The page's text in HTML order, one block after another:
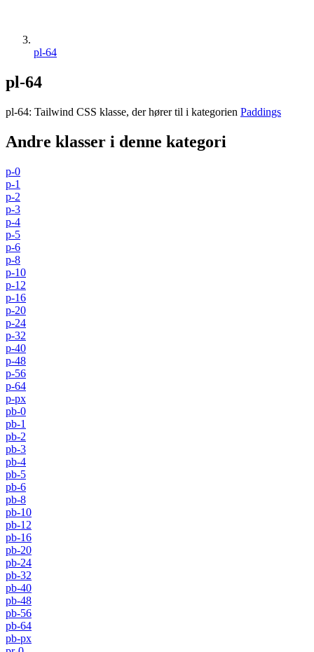
pl-64
pl-64
pl-64: Tailwind CSS klasse, der hører til i kategorien Paddings
Andre klasser i denne kategori
p-0
p-1
p-2
p-3
p-4
p-5
p-6
p-8
p-10
p-12
p-16
p-20
p-24
p-32
p-40
p-48
p-56
p-64
p-px
pb-0
pb-1
pb-2
pb-3
pb-4
pb-5
pb-6
pb-8
pb-10
pb-12
pb-16
pb-20
pb-24
pb-32
pb-40
pb-48
pb-56
pb-64
pb-px